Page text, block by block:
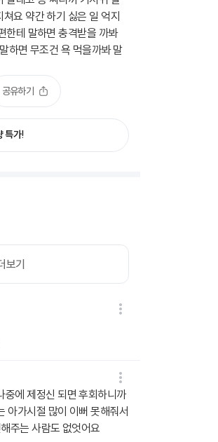
요 약간 하기 싫은 일 억지
한테 말하면 충격받을 까봐
하면 무조건 욕 먹을까봐 말
공유하기
특가!
보기
중에 제정신 되면 후회하니까
아가시절 많이 이뻐 못해줘서
주는 사람도 없엇어요